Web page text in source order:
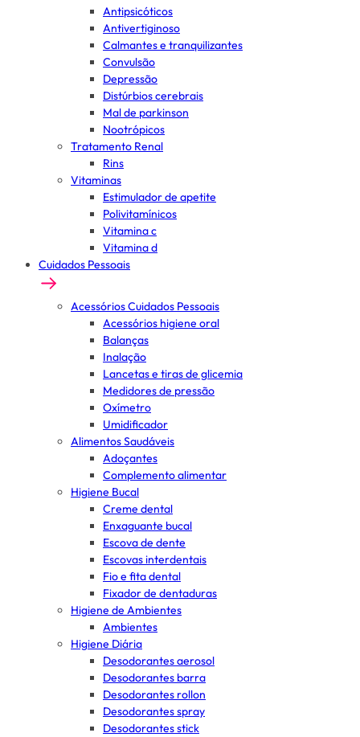
Antipsicóticos
Antivertiginoso
Calmantes e tranquilizantes
Convulsão
Depressão
Distúrbios cerebrais
Mal de parkinson
Nootrópicos
Tratamento Renal
Rins
Vitaminas
Estimulador de apetite
Polivitamínicos
Vitamina c
Vitamina d
Cuidados Pessoais
Acessórios Cuidados Pessoais
Acessórios higiene oral
Balanças
Inalação
Lancetas e tiras de glicemia
Medidores de pressão
Oxímetro
Umidificador
Alimentos Saudáveis
Adoçantes
Complemento alimentar
Higiene Bucal
Creme dental
Enxaguante bucal
Escova de dente
Escovas interdentais
Fio e fita dental
Fixador de dentaduras
Higiene de Ambientes
Ambientes
Higiene Diária
Desodorantes aerosol
Desodorantes barra
Desodorantes rollon
Desodorantes spray
Desodorantes stick